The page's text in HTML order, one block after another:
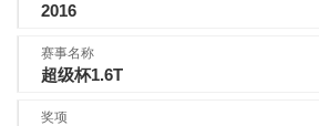
2016
赛事名称
超级杯1.6T
奖项